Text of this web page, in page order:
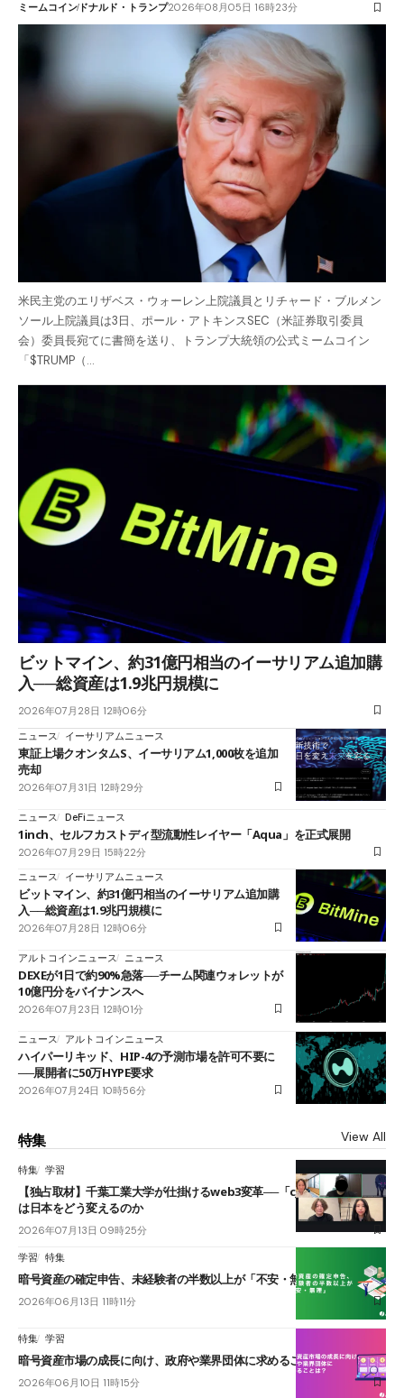
ミームコインドナルド・トランプ2026年08月05日 16時23分
米民主党のエリザベス・ウォーレン上院議員とリチャード・ブルメン
ソール上院議員は3日、ポール・アトキンスSEC（米証券取引委員
会）委員長宛てに書簡を送り、トランプ大統領の公式ミームコイン
「$TRUMP（…
ビットマイン、約31億円相当のイーサリアム追加購
入──総資産は1.9兆円規模に
2026年07月28日 12時06分
ニュース
イーサリアムニュース
東証上場クオンタムS、イーサリアム1,000枚を追加
売却
2026年07月31日 12時29分
ニュース DeFiニュース
1inch、セルフカストディ型流動性レイヤー「Aqua」を正式展開
2026年07月29日 15時22分
ニュース
イーサリアムニュース
ビットマイン、約31億円相当のイーサリアム追加購
入──総資産は1.9兆円規模に
2026年07月28日 12時06分
アルトコインニュース ニュース
DEXEが1日で約90%急落──チーム関連ウォレットが
10億円分をバイナンスへ
2026年07月23日 12時01分
ニュース アルトコインニュース
ハイパーリキッド、HIP-4の予測市場を許可不要に
──展開者に50万HYPE要求
2026年07月24日 10時56分
特集 View All
特集 学習
【独占取材】千葉工業大学が仕掛けるweb3変革──「cJPY」とAIの融合
は日本をどう変えるのか
2026年07月13日 09時25分
学習 特集
暗号資産の確定申告、未経験者の半数以上が「不安・無理」
2026年06月13日 11時11分
特集 学習
暗号資産市場の成長に向け、政府や業界団体に求めることは？
2026年06月10日 11時15分